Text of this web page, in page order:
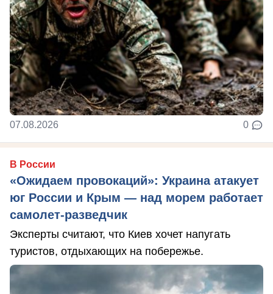
07.08.2026 0
В России
«Ожидаем провокаций»: Украина атакует
юг России и Крым — над морем работает
самолет-разведчик
Эксперты считают, что Киев хочет напугать
туристов, отдыхающих на побережье.